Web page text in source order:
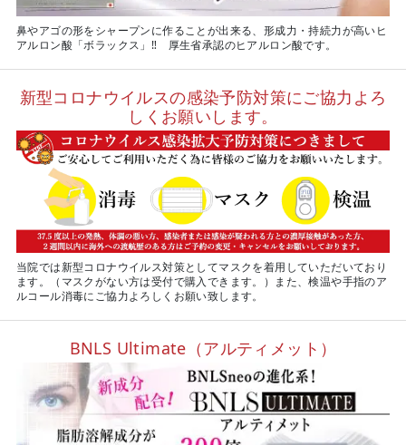
鼻やアゴの形をシャープンに作ることが出来る、形成力・持続力が高いヒ
アルロン酸「ボラックス」‼ 厚生省承認のヒアルロン酸です。
新型コロナウイルスの感染予防対策にご協力よろ
しくお願いします。
当院では新型コロナウイルス対策としてマスクを着用していただいており
ます。（マスクがない方は受付で購入できます。）また、検温や手指のア
ルコール消毒にご協力よろしくお願い致します。
BNLS Ultimate（アルティメット）